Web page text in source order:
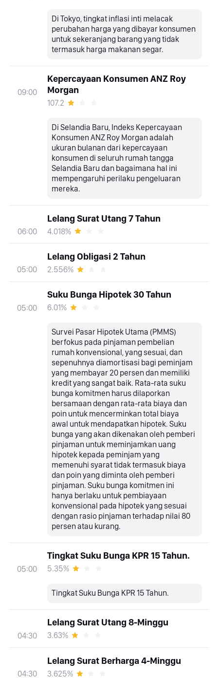
Di Tokyo, tingkat inflasi inti melacak
perubahan harga yang dibayar konsumen
untuk sekeranjang barang yang tidak
termasuk harga makanan segar.
09:00
Kepercayaan Konsumen ANZ Roy
Morgan
107.2
Di Selandia Baru, Indeks Kepercayaan
Konsumen ANZ Roy Morgan adalah
ukuran bulanan dari kepercayaan
konsumen di seluruh rumah tangga
Selandia Baru dan bagaimana hal ini
mempengaruhi perilaku pengeluaran
mereka.
06:00
Lelang Surat Utang 7 Tahun
4.018%
05:00
Lelang Obligasi 2 Tahun
2.556%
05:00
Suku Bunga Hipotek 30 Tahun
6.01%
Survei Pasar Hipotek Utama (PMMS)
berfokus pada pinjaman pembelian
rumah konvensional, yang sesuai, dan
sepenuhnya diamortisasi bagi peminjam
yang membayar 20 persen dan memiliki
kredit yang sangat baik. Rata-rata suku
bunga komitmen harus dilaporkan
bersamaan dengan rata-rata biaya dan
poin untuk mencerminkan total biaya
awal untuk mendapatkan hipotek. Suku
bunga yang akan dikenakan oleh pemberi
pinjaman untuk meminjamkan uang
hipotek kepada peminjam yang
memenuhi syarat tidak termasuk biaya
dan poin yang diminta oleh pemberi
pinjaman. Suku bunga komitmen ini
hanya berlaku untuk pembiayaan
konvensional pada hipotek yang sesuai
dengan rasio pinjaman terhadap nilai 80
persen atau kurang.
05:00
Tingkat Suku Bunga KPR 15 Tahun.
5.35%
Tingkat Suku Bunga KPR 15 Tahun.
04:30
Lelang Surat Utang 8-Minggu
3.63%
04:30
Lelang Surat Berharga 4-Minggu
3.625%